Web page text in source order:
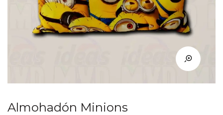
Almohadón Minions